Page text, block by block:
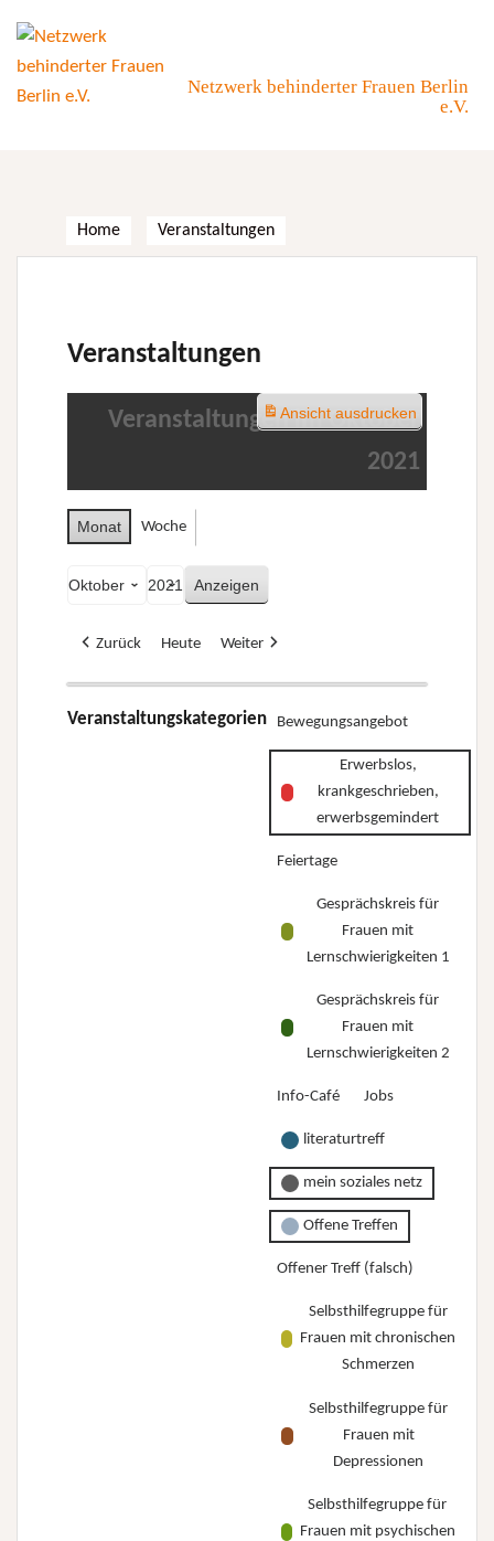
content
Netzwerk behinderter Frauen Berlin
e.V.
Home Veranstaltungen
Veranstaltungen
Veranstaltungen im Oktober
2021
Monat Woche
Zurück Heute Weiter
Veranstaltungskategorien Bewegungsangebot
Erwerbslos,
krankgeschrieben,
erwerbsgemindert
Feiertage
Gesprächskreis für
Frauen mit
Lernschwierigkeiten 1
Gesprächskreis für
Frauen mit
Lernschwierigkeiten 2
Info-Café Jobs
literaturtreff
mein soziales netz
Offene Treffen
Offener Treff (falsch)
Selbsthilfegruppe für
Frauen mit chronischen
Schmerzen
Selbsthilfegruppe für
Frauen mit
Depressionen
Selbsthilfegruppe für
Frauen mit psychischen
Ansichtausdrucken